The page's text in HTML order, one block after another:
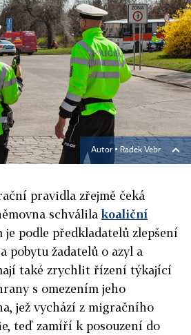
Autor ▪ Radek Vebr
pravidla zřejmě čeká
schválilakoaliční
je podle předkladatelů zlepšení
pobytu žadatelů o azyl a
také zrychlit řízení týkající
s omezením jeho
jež vychází z migračního
teď zamíří k posouzení do